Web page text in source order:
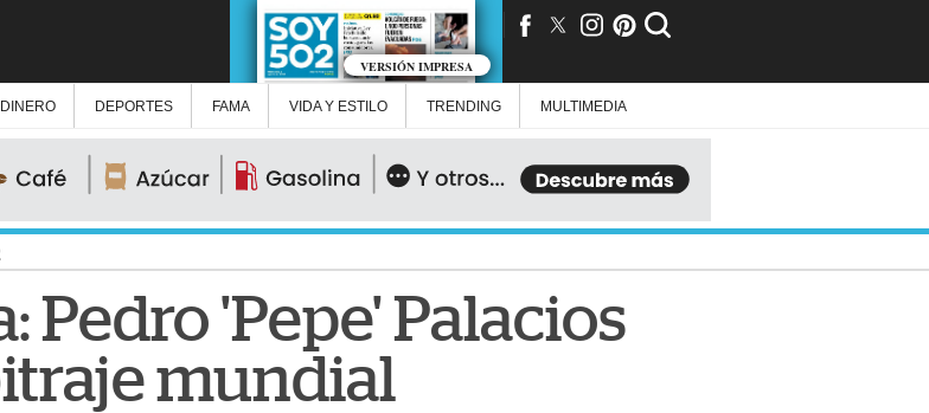
VERSIÓN IMPRESA
DINERO DEPORTES FAMA VIDA Y ESTILO TRENDING MULTIMEDIA
Pedro 'Pepe' Palacios
mundial